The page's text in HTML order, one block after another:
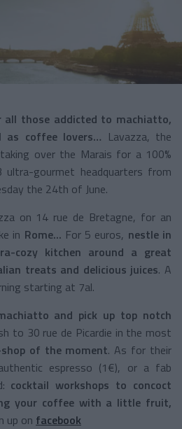
all those addicted to machiatto,
as coffee lovers… Lavazza, the
over the Marais for a 100%
ultra-gourmet headquarters from
the 24th of June.
on 14 rue de Bretagne, for an
in Rome... For 5 euros, nestle in
cozy kitchen around a great
treats and delicious juices. A
starting at 7al.
and pick up top notch
to 30 rue de Picardie in the most
of the moment. As for their
espresso (1€), or a fab
cocktail workshops to concoct
your coffee with a little fruit,
up on facebook